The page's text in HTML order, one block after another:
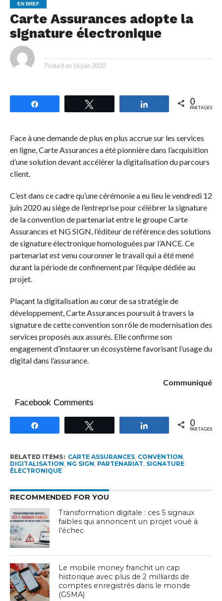
EN BREF
Carte Assurances adopte la
signature électronique
Posted on 16 juin 2020
Partagez 0
PARTAGES
Face à une demande de plus en plus accrue sur les services
en ligne, Carte Assurances a été pionnière dans l’acquisition
d’une solution devant accélérer la digitalisation du parcours
client.
C’est dans ce cadre qu’une cérémonie a eu lieu le vendredi 12
juin 2020 au siège de l’entreprise pour célébrer la signature
de la convention de partenariat entre le groupe Carte
Assurances et NG SIGN, l’éditeur de référence des solutions
de signature électronique homologuées par l’ANCE. Ce
partenariat est venu couronner le travail qui a été mené
durant la période de confinement par l’équipe dédiée au
projet.
Plaçant la digitalisation au cœur de sa stratégie de
développement, Carte Assurances poursuit à travers la
signature de cette convention son rôle de modernisation des
services proposés aux assurés. Elle confirme son
engagement d’instaurer un écosystème favorisant l’usage du
digital dans l’assurance.
Communiqué
Facebook Comments
Partagez 0
PARTAGES
RELATED ITEMS: CARTE ASSURANCES, CONVENTION
DIGITALISATION NG SIGN PARTENARIAT SIGNATURE
ÉLECTRONIQUE
RECOMMENDED FOR YOU
Transformation digitale : ces 5 signaux
faibles qui annoncent un projet voué à
l’échec
Le mobile money franchit un cap
historique avec plus de 2 milliards de
comptes enregistrés dans le monde
(GSMA)